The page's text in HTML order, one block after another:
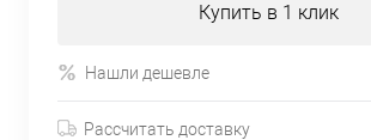
Купить в 1 клик
Нашли дешевле
Рассчитать доставку